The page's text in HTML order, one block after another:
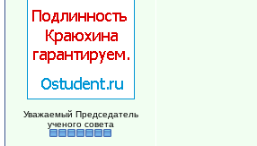
Уважаемый Председатель
ученого совета